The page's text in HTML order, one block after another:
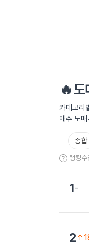
🔥도
카테고리
매주 도
종합
랭킹
1-
2